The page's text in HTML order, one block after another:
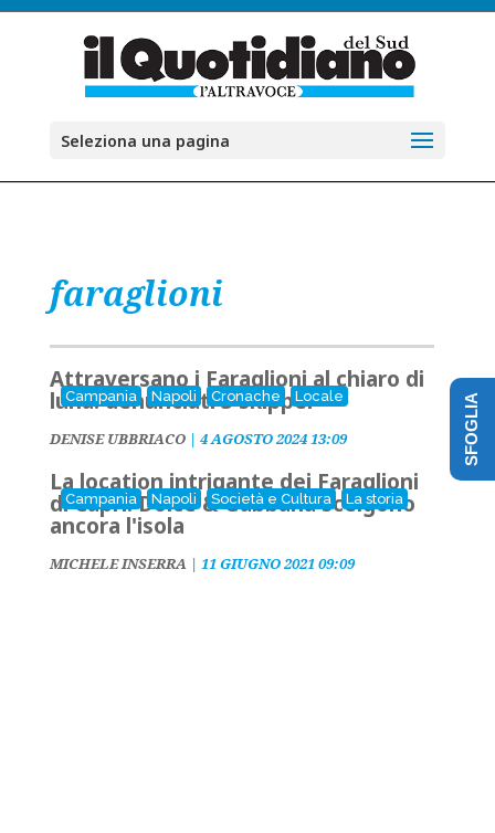
Seleziona una pagina
faraglioni
Campania Napoli Cronache Locale
Attraversano i Faraglioni al chiaro di
luna: denunciati 3 skipper
DENISE UBBRIACO| 4 AGOSTO 2024 13:09
Campania Napoli Società e Cultura La storia
La location intrigante dei Faraglioni
di Capri: Dolce & Gabbana scelgono
ancora l'isola
MICHELE INSERRA| 11 GIUGNO 2021 09:09
SFOGLIA